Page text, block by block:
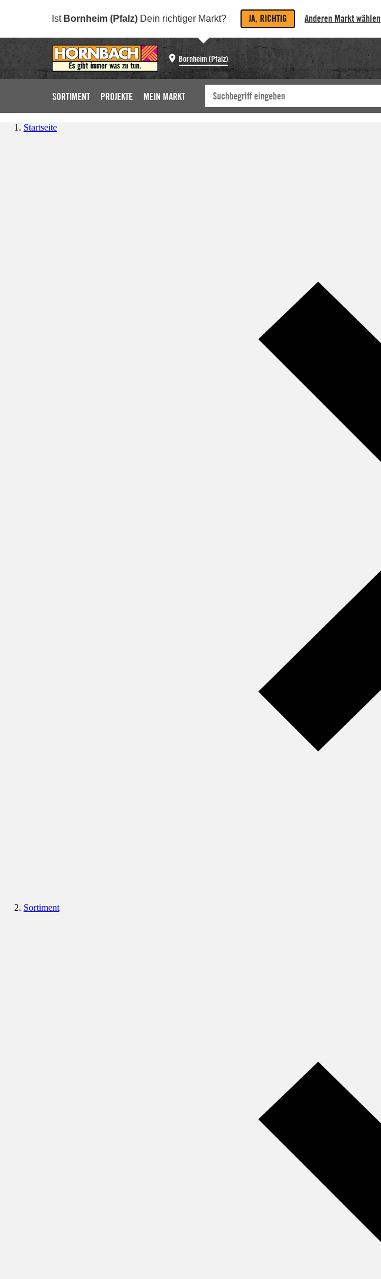
Ist Bornheim (Pfalz) Dein richtiger Markt? JA, RICHTIG Anderen Markt wählen
Bornheim (Pfalz)
SORTIMENT PROJEKTE MEIN MARKT
Startseite
Sortiment